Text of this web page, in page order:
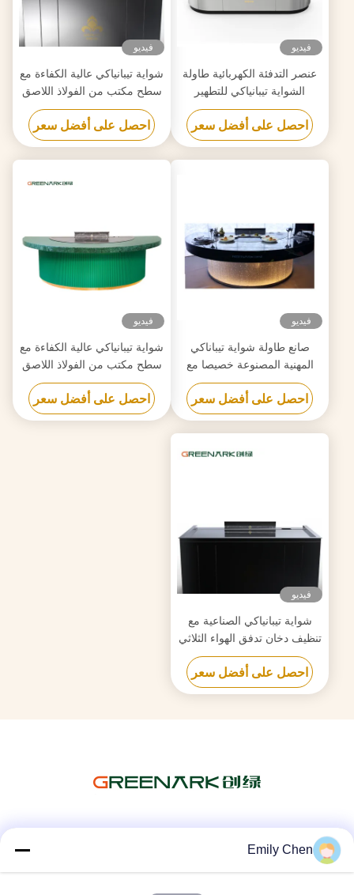
فيديو
عنصر التدفئة الكهربائية طاولة
الشواية تيبانياكي للتطهير
مخصصة لمتطلباتك
احصل على أفضل سعر
فيديو
شواية تيبانياكي عالية الكفاءة مع
سطح مكتب من الفولاذ اللاصق
الصف الغذائي 20 مم وتسخين
ذكي
احصل على أفضل سعر
فيديو
صانع طاولة شواية تيباناكي
المهنية المصنوعة خصيصا مع
تصميم مجاني موثوق بها
احصل على أفضل سعر
فيديو
شواية تيبانياكي عالية الكفاءة مع
سطح مكتب من الفولاذ اللاصق
الصف الغذائي 20 مم وتسخين
ذكي
احصل على أفضل سعر
فيديو
شواية تيبانياكي الصناعية مع
تنظيف دخان تدفق الهواء الثلاثي
وتكنولوجيا مكافحة انسداد
احصل على أفضل سعر
Emily Chen